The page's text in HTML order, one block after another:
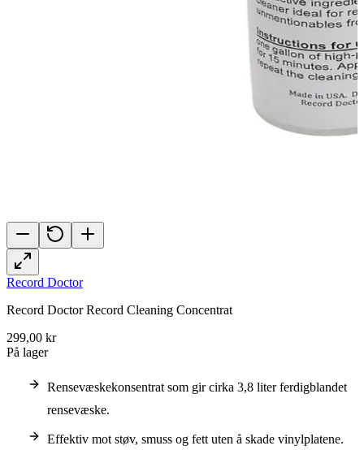
Record Doctor
Record Doctor Record Cleaning Concentrat
299,00 kr
På lager
Rensevæskekonsentrat som gir cirka 3,8 liter ferdigblandet
rensevæske.
Effektiv mot støv, smuss og fett uten å skade vinylplatene.